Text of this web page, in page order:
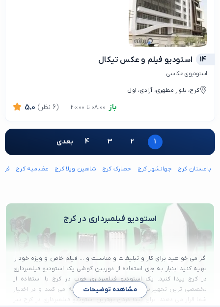
14 استودیو فیلم و عکس تیکال
استودیوی عکاسی
کرج، بلوار مطهری، آزادی، اول
باز 5.0 (6 نظر)
1
2
3
4 بعدی
باغستان کرج جهانشهر کرج حصارک کرج شاهین ویلا کرج عظیمیه کرج
استودیو فیلمبرداری در کرج
اگر می خواهید برای کار و تبلیغات و مناسبت و ... فیلم خاص و ویژه خود را
تهیه کنید اینبار به جای استفاده از دوربین گوشی یک استودیو فیلمبرداری
در کرج پیدا کنید. یک استودیو فیلمبرداری خوب در کرج با استفاده از
تخصصی ترین تجهیزات جذاب ترین فیلم ها را تهیه می کنند و در اختیار
شما قرار می دهند. برای پیدا کردن بهترین استودیو فیلمبرداری در کرج نیز
مشاهده توضیحات